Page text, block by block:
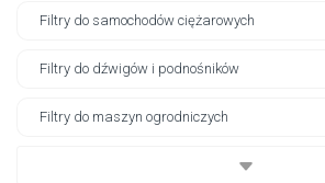
Filtry do samochodów ciężarowych
Filtry do dźwigów i podnośników
Filtry do maszyn ogrodniczych